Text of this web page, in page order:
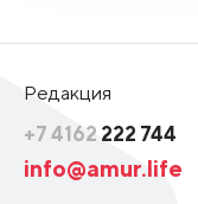
Редакция
+7 4162 222 744
info@amur.life